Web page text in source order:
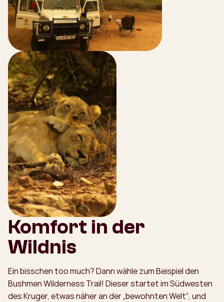
Komfort in der
Wildnis
Ein bisschen too much? Dann wähle zum Beispiel den
Bushmen Wilderness Trail! Dieser startet im Südwesten
des Kruger, etwas näher an der „bewohnten Welt“, und